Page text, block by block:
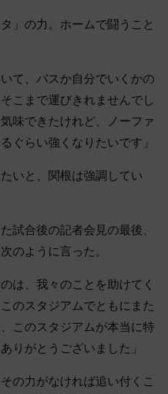
」の力。ホームで闘うこと
て、パスか自分でいくかの
こまで運びきれませんでし
味できたけれど、ノーファ
ぐらい強くなりたいです」
いと、関根は強調してい
試合後の記者会見の最後、
のように言った。
は、我々のことを助けてく
のスタジアムでともにまた
このスタジアムが本当に特
りがとうございました」
の力がなければ追い付くこ